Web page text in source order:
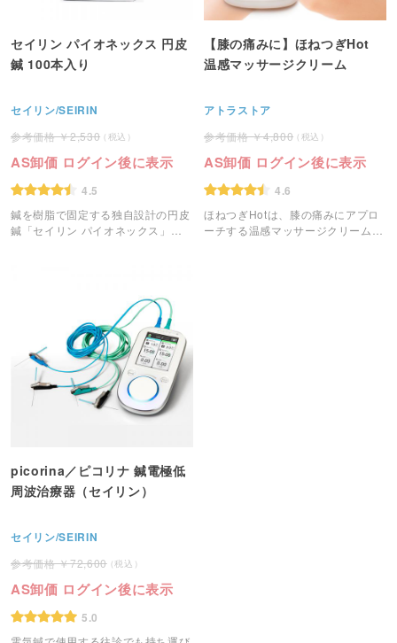
セイリン パイオネックス 円皮
鍼 100本入り
セイリン/SEIRIN
2,530
AS卸価 ログイン後に表示
4.5
鍼を樹脂で固定する独自設計の円皮
鍼「セイリン パイオネックス」で
【膝の痛みに】ほねつぎHot
温感マッサージクリーム
アトラストア
4,800
AS卸価 ログイン後に表示
4.6
ほねつぎHotは、膝の痛みにアプロ
ーチする温感マッサージクリームで
picorina／ピコリナ 鍼電極低
周波治療器（セイリン）
セイリン/SEIRIN
72,600
AS卸価 ログイン後に表示
5.0